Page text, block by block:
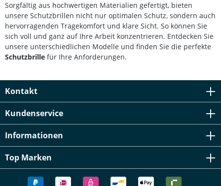
Sorgfältig aus hochwertigen Materialien gefertigt, bieten
unsere Schutzbrillen nicht nur optimalen Schutz, sondern auch
hervorragenden Tragekomfort und klare Sicht. So können Sie
sich voll und ganz auf Ihre Arbeit konzentrieren. Entdecken Sie
unsere unterschiedlichen Modelle und finden Sie die perfekte
Schutzbrille für Ihre Anforderungen.
Kontakt
Kundenservice
Informationen
Top Marken